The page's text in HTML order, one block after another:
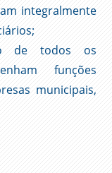
integralmente
de todos os
funções
municipais,